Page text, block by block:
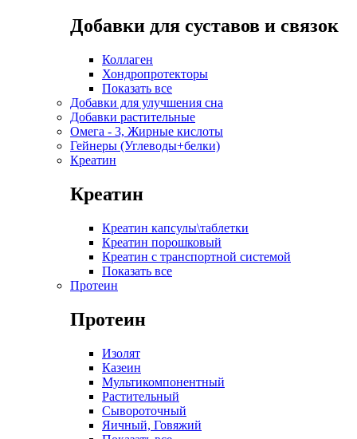
Добавки для суставов и связок
Коллаген
Хондропротекторы
Показать все
Добавки для улучшения сна
Добавки растительные
Омега - 3, Жирные кислоты
Гейнеры (Углеводы+белки)
Креатин
Креатин
Креатин капсулы\таблетки
Креатин порошковый
Креатин с транспортной системой
Показать все
Протеин
Протеин
Изолят
Казеин
Мультикомпонентный
Растительный
Сывороточный
Яичный, Говяжий